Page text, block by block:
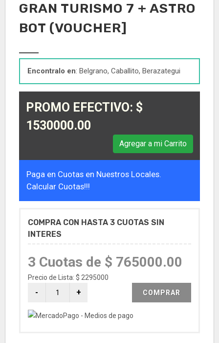
GRAN TURISMO 7 + ASTRO
BOT (VOUCHER]
Encontralo en: Belgrano, Caballito, Berazategui
PROMO EFECTIVO: $
1530000.00
Agregar a mi Carrito
Paga en Cuotas en Nuestros Locales.
Calcular Cuotas!!!
COMPRA CON HASTA 3 CUOTAS SIN
INTERES
3 Cuotas de $ 765000.00
Precio de Lista: $ 2295000
COMPRAR